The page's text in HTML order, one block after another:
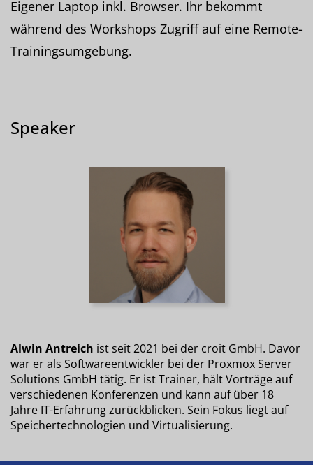
Eigener Laptop inkl. Browser. Ihr bekommt
während des Workshops Zugriff auf eine Remote-
Trainingsumgebung.
Speaker
Alwin Antreich ist seit 2021 bei der croit GmbH. Davor
war er als Softwareentwickler bei der Proxmox Server
Solutions GmbH tätig. Er ist Trainer, hält Vorträge auf
verschiedenen Konferenzen und kann auf über 18
Jahre IT-Erfahrung zurückblicken. Sein Fokus liegt auf
Speichertechnologien und Virtualisierung.